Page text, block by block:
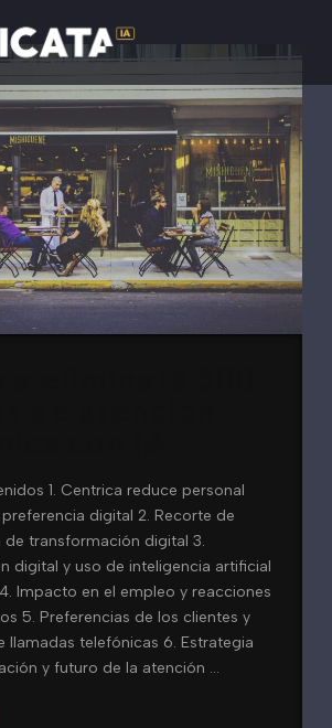
1. Centrica reduce personal
digital 2. Recorte de
de transformación digital 3.
digital y uso de inteligencia artificial
Impacto en el empleo y reacciones
5. Preferencias de los clientes y
llamadas telefónicas 6. Estrategia
y futuro de la atención …